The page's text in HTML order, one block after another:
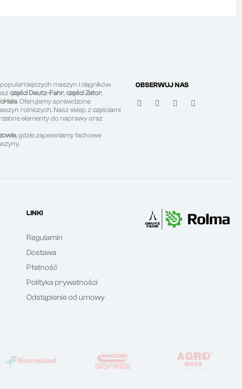
maszyn i ciągników
części Deutz-Fahr,części Zetor,
. Oferujemy sprawdzone
rolniczych. Nasz sklep z częściami
elementy do naprawy oraz
, gdzie zapewniamy fachowe
OBSERWUJ NAS
LINKI
Regulamin
Dostawa
Płatność
Polityka prywatności
Odstąpienie od umowy